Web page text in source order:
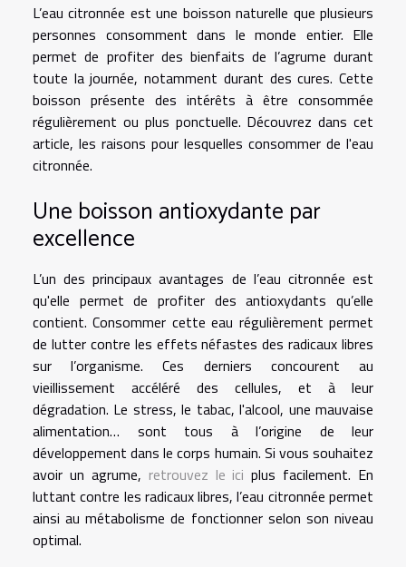
L’eau citronnée est une boisson naturelle que plusieurs
personnes consomment dans le monde entier. Elle
permet de profiter des bienfaits de l’agrume durant
toute la journée, notamment durant des cures. Cette
boisson présente des intérêts à être consommée
régulièrement ou plus ponctuelle. Découvrez dans cet
article, les raisons pour lesquelles consommer de l'eau
citronnée.
Une boisson antioxydante par
excellence
L’un des principaux avantages de l’eau citronnée est
qu'elle permet de profiter des antioxydants qu’elle
contient. Consommer cette eau régulièrement permet
de lutter contre les effets néfastes des radicaux libres
sur l’organisme. Ces derniers concourent au
vieillissement accéléré des cellules, et à leur
dégradation. Le stress, le tabac, l'alcool, une mauvaise
alimentation… sont tous à l’origine de leur
développement dans le corps humain. Si vous souhaitez
avoir un agrume, retrouvez le ici plus facilement. En
luttant contre les radicaux libres, l’eau citronnée permet
ainsi au métabolisme de fonctionner selon son niveau
optimal.